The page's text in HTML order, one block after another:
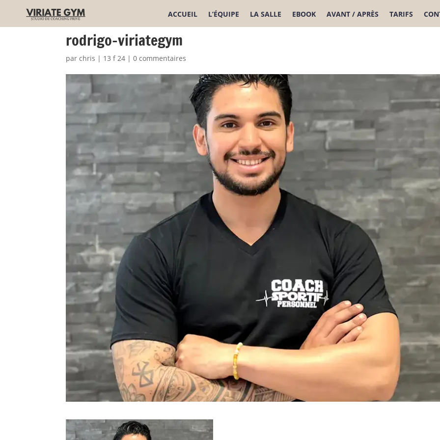
ACCUEIL L’ÉQUIPE LA SALLE EBOOK AVANT / APRÈS TARIFS
rodrigo-viriategym
parchris | 13 f 24 |0 commentaires